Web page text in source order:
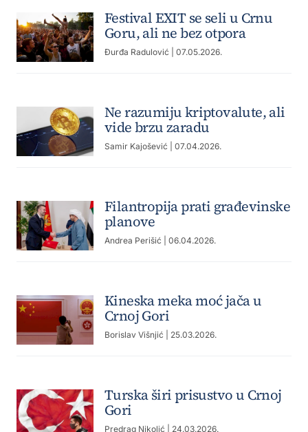
Festival EXIT se seli u Crnu
Goru, ali ne bez otpora
Đurđa Radulović | 07.05.2026.
Ne razumiju kriptovalute, ali
vide brzu zaradu
Samir Kajošević | 07.04.2026.
Filantropija prati građevinske
planove
Andrea Perišić | 06.04.2026.
Kineska meka moć jača u
Crnoj Gori
Borislav Višnjić | 25.03.2026.
Turska širi prisustvo u Crnoj
Gori
Predrag Nikolić | 24.03.2026.